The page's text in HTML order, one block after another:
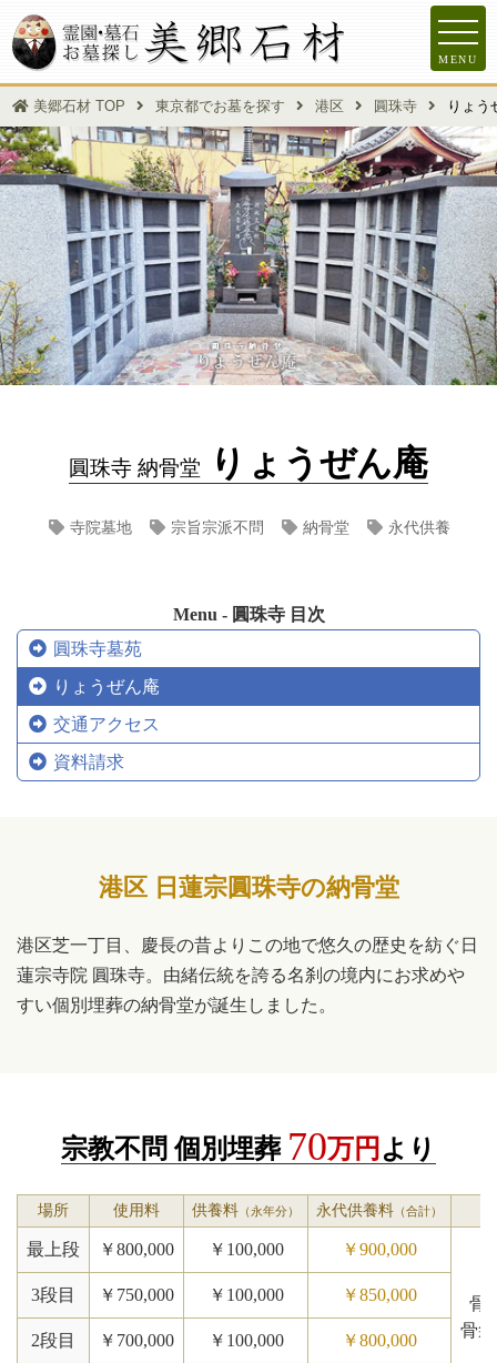
MENU
美郷石材 TOP 東京都でお墓を探す 港区 圓珠寺 りょう
圓珠寺 納骨堂 りょうぜん庵
寺院墓地 宗旨宗派不問 納骨堂 永代供養
Menu - 圓珠寺 目次
圓珠寺墓苑
りょうぜん庵
交通アクセス
資料請求
港区 日蓮宗圓珠寺の納骨堂
港区芝一丁目、慶長の昔よりこの地で悠久の歴史を紡ぐ日
蓮宗寺院 圓珠寺。由緒伝統を誇る名刹の境内にお求めや
すい個別埋葬の納骨堂が誕生しました。
宗教不問 個別埋葬 70万円 より
場所 使用料 供養料 （永年分） 永代供養料 （合計）
最上段 ￥800,000 ￥100,000 ￥900,000
骨
骨
3段目 ￥750,000 ￥100,000 ￥850,000
2段目 ￥700,000 ￥100,000 ￥800,000